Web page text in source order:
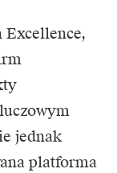
jednak
platforma